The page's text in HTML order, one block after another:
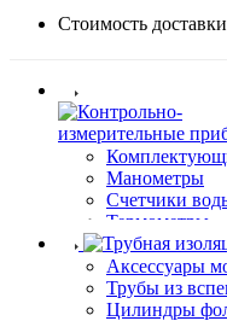
Стоимость
Манометры
Счетчики
Термометры
Аксессуары
Трубы из
Цилиндры